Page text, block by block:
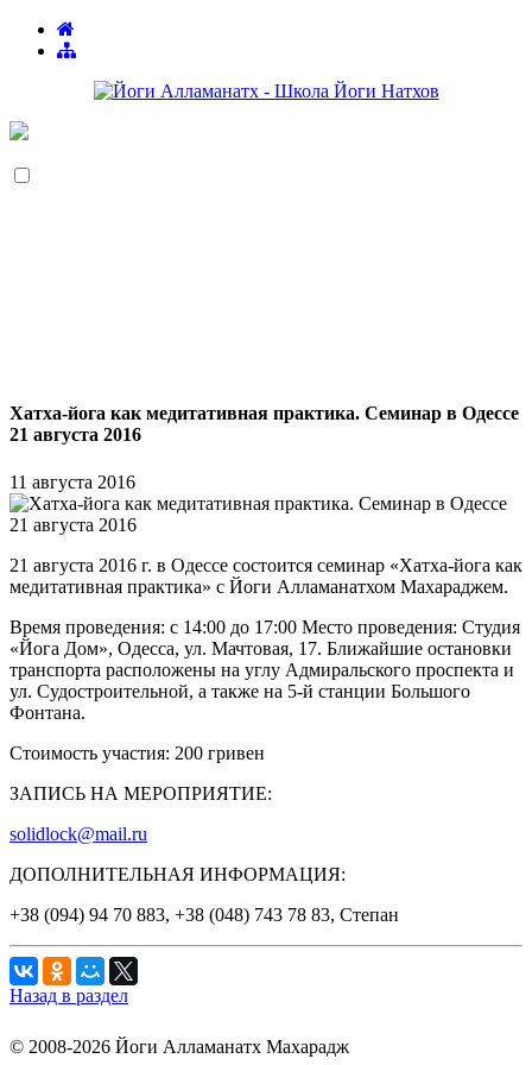
Хатха-йога как медитативная практика. Семинар в Одессе
21 августа 2016
11 августа 2016
21 августа 2016 г. в Одессе состоится семинар «Хатха-йога как
медитативная практика» с Йоги Алламанатхом Махараджем.
Время проведения: с 14:00 до 17:00 Место проведения: Студия
«Йога Дом», Одесса, ул. Мачтовая, 17. Ближайшие остановки
транспорта расположены на углу Адмиральского проспекта и
ул. Судостроительной, а также на 5-й станции Большого
Фонтана.
Стоимость участия: 200 гривен
ЗАПИСЬ НА МЕРОПРИЯТИЕ:
solidlock@mail.ru
ДОПОЛНИТЕЛЬНАЯ ИНФОРМАЦИЯ:
+38 (094) 94 70 883, +38 (048) 743 78 83, Степан
Назад в раздел
© 2008-2026 Йоги Алламанатх Махарадж